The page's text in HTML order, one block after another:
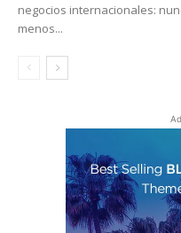
negocios internacionales:
menos...